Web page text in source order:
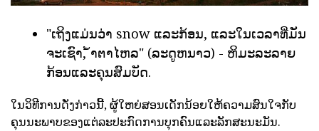
"ເຖິງແມ່ນວ່າ snow ແລະກ້ອນ, ແລະໃນເວລາທີ່ມັນ
ຈະເຊົາ, ້ໍາຕາໄຫລ" (ລະດູຫນາວ) - ຫິມະລະລາຍ
ກ້ອນແລະຄຸນສົມບັດ.
ໃນວິທີການດັ່ງກ່າວນີ້, ຜູ້ໃຫຍ່ສອນເດັກນ້ອຍໃຫ້ຄວາມສົນໃຈກັບ
ຄຸນນະພາບຂອງແຕ່ລະປະກົດການບຸກຄົນແລະລັກສະນະມັນ.